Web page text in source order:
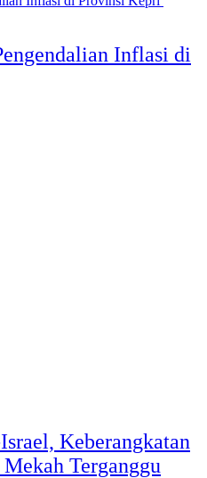
Inflasi di
Keberangkatan
Terganggu